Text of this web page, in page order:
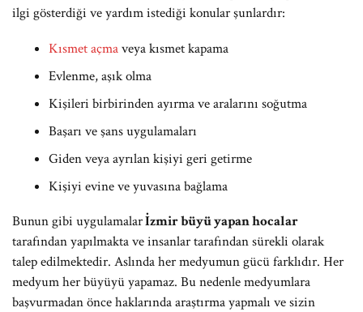
ilgi gösterdiği ve yardım istediği konular şunlardır:
Kısmet açmaveya kısmet kapama
Evlenme, aşık olma
Kişileri birbirinden ayırma ve aralarını soğutma
Başarı ve şans uygulamaları
Giden veya ayrılan kişiyi geri getirme
Kişiyi evine ve yuvasına bağlama
Bunun gibi uygulamalarİzmir büyü yapan hocalar
tarafından yapılmakta ve insanlar tarafından sürekli olarak
talep edilmektedir. Aslında her medyumun gücü farklıdır. Her
medyum her büyüyü yapamaz. Bu nedenle medyumlara
başvurmadan önce haklarında araştırma yapmalı ve sizin